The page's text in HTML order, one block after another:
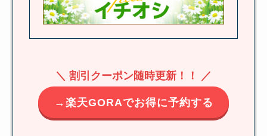
＼ 割引クーポン随時更新！！ ／
→楽天GORAでお得に予約する